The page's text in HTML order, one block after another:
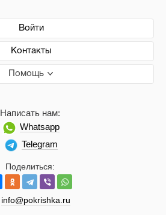
Войти
Контакты
Помощь
Поделиться:
info@pokrishka.ru
Написать нам:
Whatsapp
Telegram